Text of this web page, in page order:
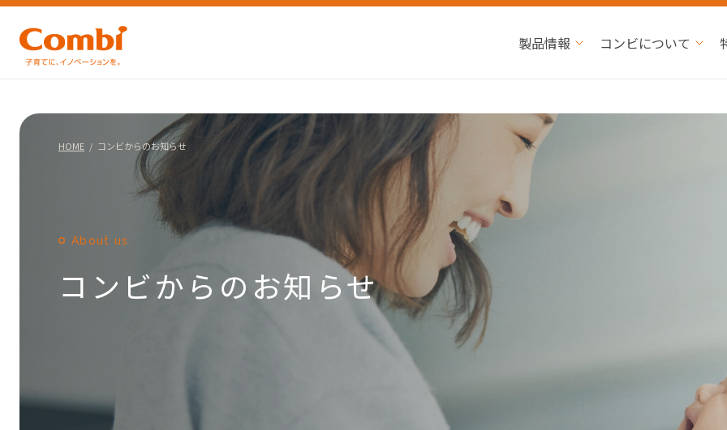
製品情報 コンビについて
HOME コンビからのお知らせ
About us
コンビからのお知らせ